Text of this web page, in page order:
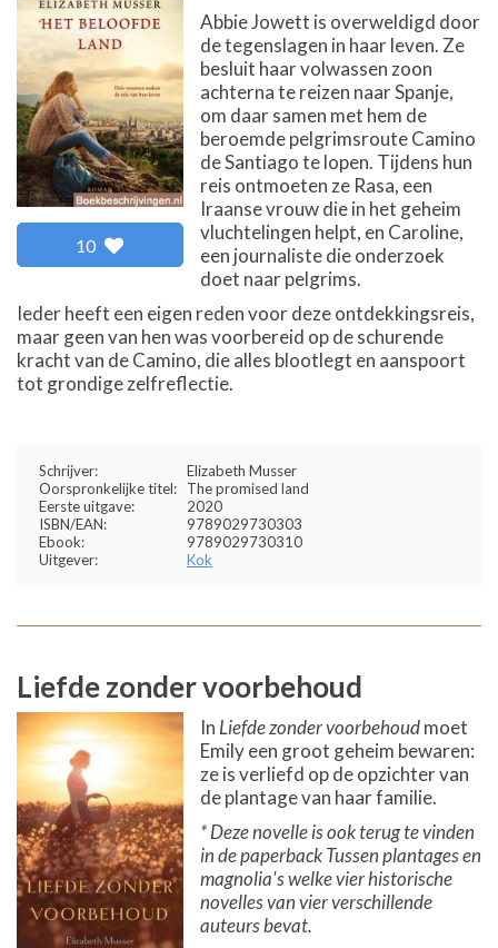
10
Abbie Jowett is overweldigd door
de tegenslagen in haar leven. Ze
besluit haar volwassen zoon
achterna te reizen naar Spanje,
om daar samen met hem de
beroemde pelgrimsroute Camino
de Santiago te lopen. Tijdens hun
reis ontmoeten ze Rasa, een
Iraanse vrouw die in het geheim
vluchtelingen helpt, en Caroline,
een journaliste die onderzoek
doet naar pelgrims.
Ieder heeft een eigen reden voor deze ontdekkingsreis,
maar geen van hen was voorbereid op de schurende
kracht van de Camino, die alles blootlegt en aanspoort
tot grondige zelfreflectie.
Schrijver:
Elizabeth Musser
Oorspronkelijke titel:
The promised land
Eerste uitgave:
2020
ISBN/EAN:
9789029730303
Ebook:
9789029730310
Uitgever:
Kok
Liefde zonder voorbehoud
In Liefde zonder voorbehoudmoet
Emily een groot geheim bewaren:
ze is verliefd op de opzichter van
de plantage van haar familie.
* Deze novelle is ook terug te vinden
in de paperback Tussen plantages en
magnolia's welke vier historische
novelles van vier verschillende
auteurs bevat.